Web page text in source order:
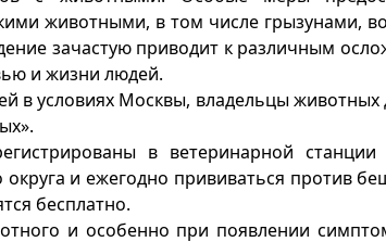
животными, в том числе грызунами,
зачастую приводит к различным
и жизни людей.
в условиях Москвы, владельцы
в ветеринарной
и ежегодно прививаться против
бесплатно.
и особенно при появлении